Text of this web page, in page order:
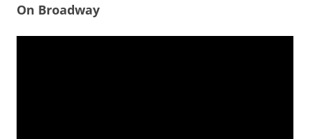
On Broadway